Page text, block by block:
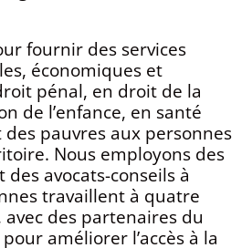
fournir des services
économiques et
pénal, en droit de la
de l’enfance, en santé
pauvres aux personnes
Nous employons des
des avocats-conseils à
travaillent à quatre
des partenaires du
améliorer l’accès à la